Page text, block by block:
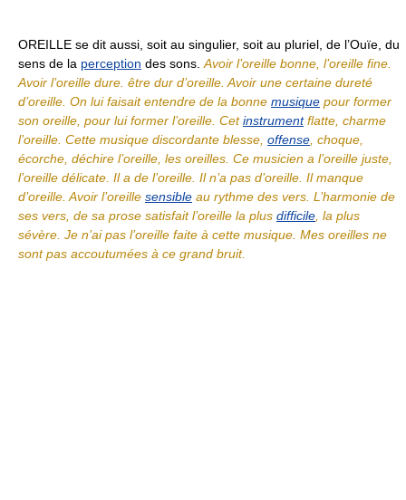
OREILLE se dit aussi, soit au singulier, soit au pluriel, de l’Ouïe, du
sens de la perception des sons. Avoir l’oreille bonne, l’oreille fine.
Avoir l’oreille dure. être dur d’oreille. Avoir une certaine dureté
d’oreille. On lui faisait entendre de la bonne musique pour former
son oreille, pour lui former l’oreille. Cetinstrumentflatte, charme
l’oreille. Cette musique discordante blesse, offense , choque,
écorche, déchire l’oreille, les oreilles. Ce musicien a l’oreille juste,
l’oreille délicate. Il a de l’oreille. Il n’a pas d’oreille. Il manque
d’oreille. Avoir l’oreille sensible au rythme des vers. L’harmonie de
ses vers, de sa prose satisfait l’oreille la plus difficile , la plus
sévère. Je n’ai pas l’oreille faite à cette musique. Mes oreilles ne
sont pas accoutumées à ce grand bruit.